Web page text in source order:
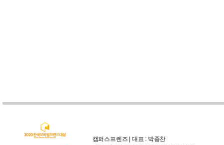
캠퍼스프렌즈 | 대표 : 박종찬